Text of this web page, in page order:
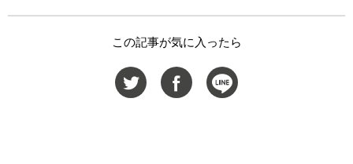
この記事が気に入ったら